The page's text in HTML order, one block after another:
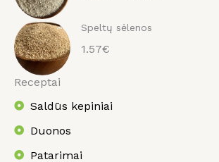
Speltų sėlenos
1.57€
Receptai
Saldūs kepiniai
Duonos
Patarimai